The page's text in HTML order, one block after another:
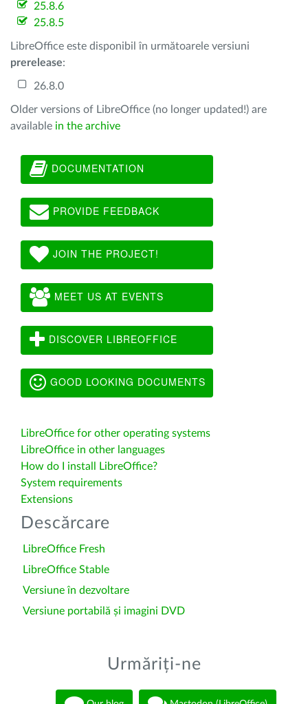
25.8.6
25.8.5
LibreOffice este disponibil în următoarele versiuni
prerelease:
26.8.0
Older versions of LibreOffice (no longer updated!) are
available in the archive
DOCUMENTATION
PROVIDE FEEDBACK
JOIN THE PROJECT!
MEET US AT EVENTS
DISCOVER LIBREOFFICE
GOOD LOOKING DOCUMENTS
LibreOffice for other operating systems
LibreOffice in other languages
How do I install LibreOffice?
System requirements
Extensions
Descărcare
LibreOffice Fresh
LibreOffice Stable
Versiune în dezvoltare
Versiune portabilă și imagini DVD
Urmăriți-ne